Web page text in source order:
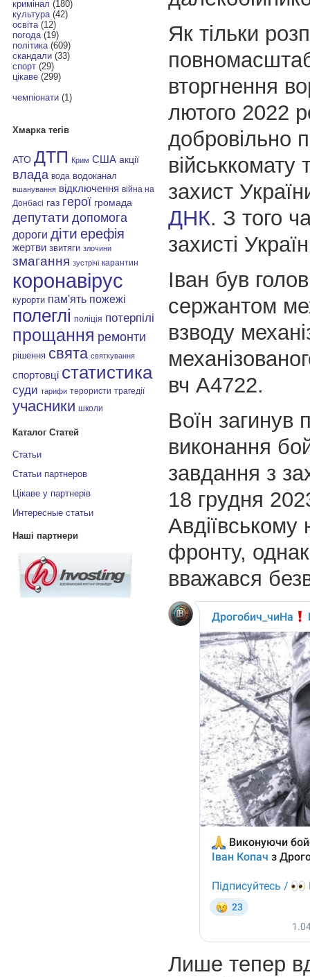
кримінал (180)
культура(42)
освіта(12)
погода(19)
політика(609)
скандали(33)
спорт(29)
цікаве(299)
чемпіонати(1)
Хмарка тегів
АТО ДТП Крим США акції
влада вода водоканал
вшанування відключення війна на
Донбасі газ герої громада
депутати допомога
дороги діти ерефія
жертви звитяги злочини
змагання зустрічі карантин
коронавірус
курорти пам'ять пожежі
полеглі поліція потерпілі
прощання ремонти
рішення свята святкування
спортовці статистика
суди тарифи терористи трагедії
учасники школи
Каталог Статей
Статьи
Статьи партнеров
Цікаве у партнерів
Интересные статьи
Наші партнери
Як тільки
вторгнення
лютого 2022
добровільно
військкомату
захист
ДНК. З того
захисті
Іван був
сержантом
взводу
вч А4722.
Воїн загинув
виконання
завдання з
18 грудня
Авдіївському
фронту, однак
вважався
Лише тепер